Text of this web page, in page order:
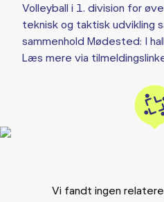
Volleyball i 1. division for
teknisk og taktisk udvikling
sammenhold Mødested: I
Læs mere via
Vi fandt ingen